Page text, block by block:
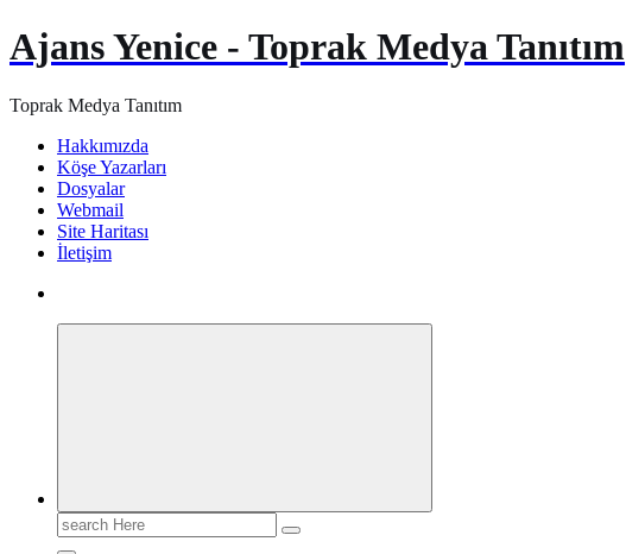
Ajans Yenice - Toprak Medya Tanıtım
Toprak Medya Tanıtım
Hakkımızda
Köşe Yazarları
Dosyalar
Webmail
Site Haritası
İletişim
Search
for: